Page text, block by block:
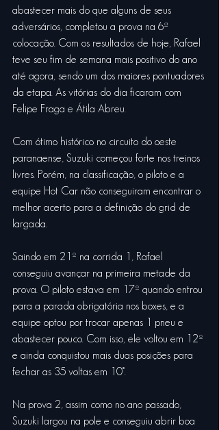
abastecer mais do que alguns de seus
adversários, completou a prova na 6ª
colocação. Com os resultados de hoje, Rafael
teve seu fim de semana mais positivo do ano
até agora, sendo um dos maiores pontuadores
da etapa. As vitórias do dia ficaram com
Felipe Fraga e Átila Abreu.
Com ótimo histórico no circuito do oeste
paranaense, Suzuki começou forte nos treinos
livres. Porém, na classificação, o piloto e a
equipe Hot Car não conseguiram encontrar o
melhor acerto para a definição do grid de
largada.
Saindo em 21º na corrida 1, Rafael
conseguiu avançar na primeira metade da
prova. O piloto estava em 17º quando entrou
para a parada obrigatória nos boxes, e a
equipe optou por trocar apenas 1 pneu e
abastecer pouco. Com isso, ele voltou em 12º
e ainda conquistou mais duas posições para
fechar as 35 voltas em 10°.
Na prova 2, assim como no ano passado,
Suzuki largou na pole e conseguiu abrir boa